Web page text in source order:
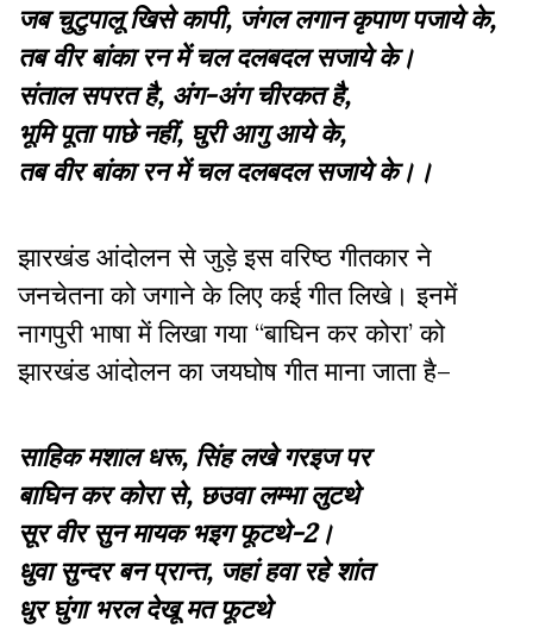
जब चुटुपालू खिसे कापी, जंगल लगान कृपाण पजाये के,
तब वीर बांका रन में चल दलबदल सजाये के।
संताल सपरत है, अंग-अंग चीरकत है,
भूमि पूता पाछे नहीं, घुरी आगु आये के,
तब वीर बांका रन में चल दलबदल सजाये के।।
झारखंड आंदोलन सेजुड़े इस वरिष्ठगीतकार ने
जनचेतना को जगाने के लिए कई गीत लिखे। इनमें
नागपुरी भाषा में लिखा गया “बाघिन कर कोरा’को
झारखंड आंदोलन का जयघोष गीत माना जाता है–
साहिक मशाल धरू, सिंह लखे गरइज पर
बाघिन कर कोरा से, छउवा लम्भा लुटथे
सूर वीर सुन मायक भइग फूटथे-2।
धुवा सुन्दर बन प्रान्त, जहां हवा रहे शांत
धुर घुंगा भरल देखू मत फूटथे